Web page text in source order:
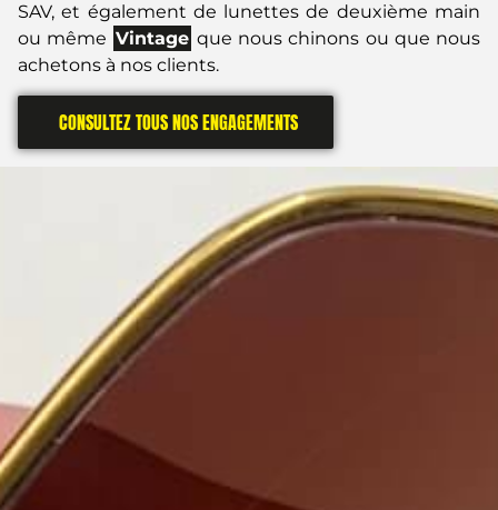
SAV, et également de lunettes de deuxième main
ou même Vintage que nous chinons ou que nous
achetons à nos clients.
CONSULTEZ TOUS NOS ENGAGEMENTS